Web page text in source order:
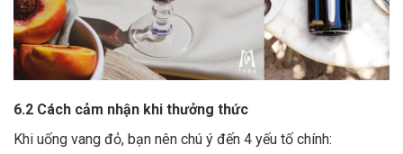
6.2 Cách cảm nhận khi thưởng thức
Khi uống vang đỏ, bạn nên chú ý đến 4 yếu tố chính: